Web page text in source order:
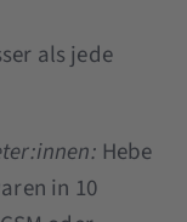
als jede
Hebe
in 10